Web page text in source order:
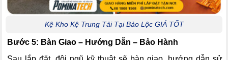
Kệ Kho Kệ Trung Tải Tại Bảo Lộc GIÁ TỐT
Bước 5: Bàn Giao – Hướng Dẫn – Bảo Hành